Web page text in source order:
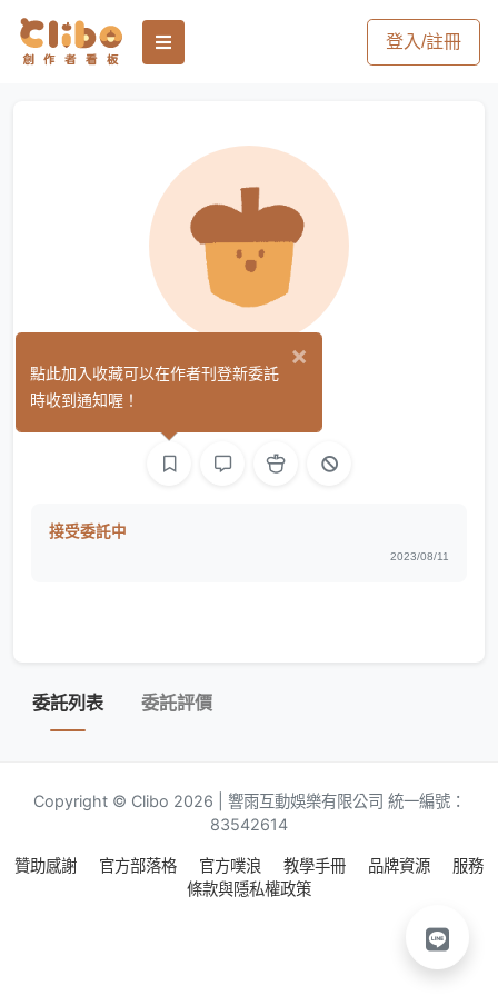
登入/註冊
小賴 (0)
接受委託中
2023/08/11
委託列表 委託評價
Copyright © Clibo 2026 | 響雨互動娛樂有限公司 統一編號：
83542614
贊助感謝 官方部落格 官方噗浪 教學手冊 品牌資源
服務
條款與隱私權政策
×
點此加入收藏可以在作者刊登新委託
時收到通知喔！